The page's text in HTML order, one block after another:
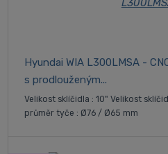
Hyundai WIA L300LMSA -
s prodlouženým...
Velikost sklíčidla : 10" Velikost
průměr tyče : Ø76 / Ø65 mm